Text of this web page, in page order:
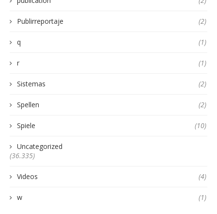
Publirreportaje (2)
q (1)
r (1)
Sistemas (2)
Spellen (2)
Spiele (10)
Uncategorized
(36.335)
Videos (4)
w (1)